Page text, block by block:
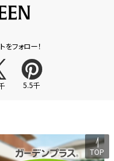
フォロー！
5.5千
TOP